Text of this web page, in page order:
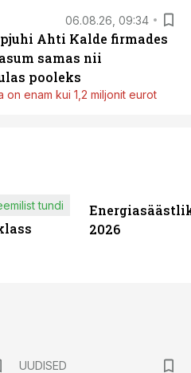
06.08.26, 09:34
Ahti Kalde firmades
samas nii
pooleks
on enam kui 1,2 miljonit eurot
tundi
2026
UUDISED